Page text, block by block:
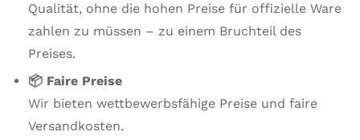
Qualität, ohne die hohen Preise für offizielle Ware
zahlen zu müssen – zu einem Bruchteil des
Preises.
📦 Faire Preise
Wir bieten wettbewerbsfähige Preise und faire
Versandkosten.